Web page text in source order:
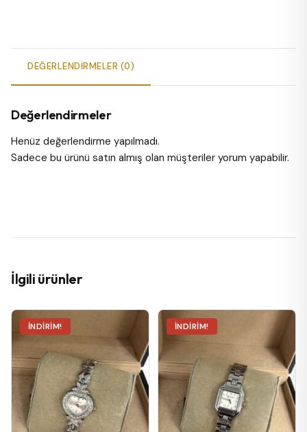
DEĞERLENDIRMELER (0)
Değerlendirmeler
Henüz değerlendirme yapılmadı.
Sadece bu ürünü satın almış olan müşteriler yorum yapabilir.
İlgili ürünler
İNDIRIM! İNDIRIM!